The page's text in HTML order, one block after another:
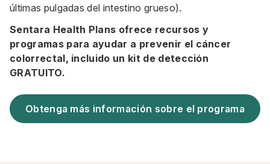
últimas pulgadas del intestino grueso).
Sentara Health Plans ofrece recursos y
programas para ayudar a prevenir el cáncer
colorrectal, incluido un kit de detección
GRATUITO.
Obtenga más información sobre el programa